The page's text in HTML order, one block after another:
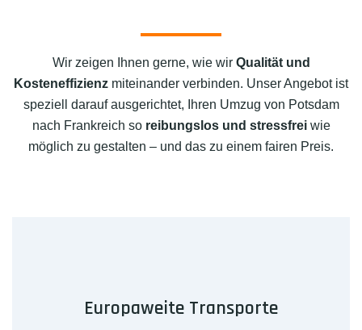
Wir zeigen Ihnen gerne, wie wir Qualität und
Kosteneffizienz miteinander verbinden. Unser Angebot ist
speziell darauf ausgerichtet, Ihren Umzug von Potsdam
nach Frankreich so reibungslos und stressfreiwie
möglich zu gestalten – und das zu einem fairen Preis.
Europaweite Transporte